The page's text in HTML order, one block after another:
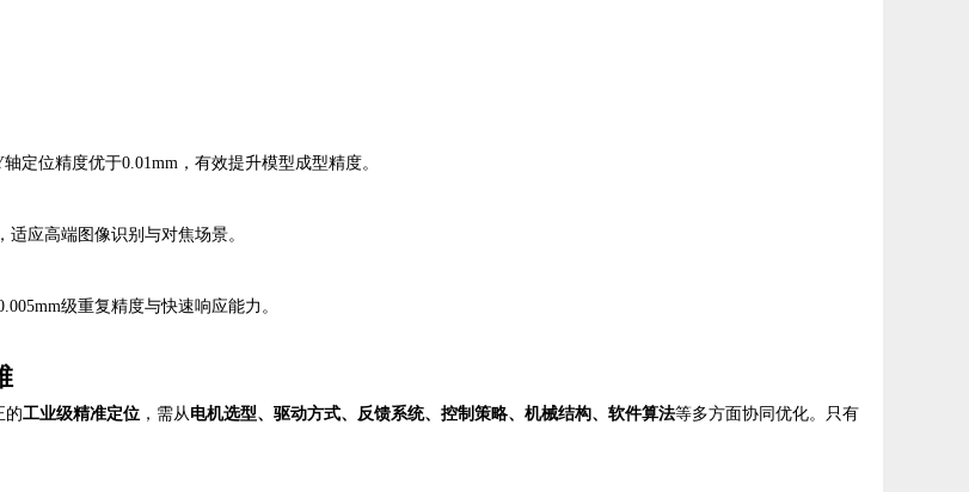
定位精度优于0.01mm，有效提升模型成型精度。
应高端图像识别与对焦场景。
级重复精度与快速响应能力。
的工业级精准定位 ，需从电机选型、驱动方式、反馈系统、控制策略、机械结构、软件算法等多方面协同优化。只有